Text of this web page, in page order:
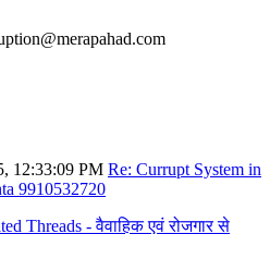
12:33:09 PM Re: Currupt System in
9910532720
Threads - वैवाहिक एवं रोजगार से